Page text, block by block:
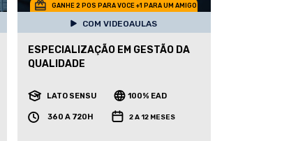
GANHE 2 POS PARA VOCE +1 PARA UM AMIGO
COM VIDEOAULAS
ESPECIALIZAÇÃO EM GESTÃO DA
QUALIDADE
LATO SENSU 100% EAD
360 A 720H 2 A 12 MESES